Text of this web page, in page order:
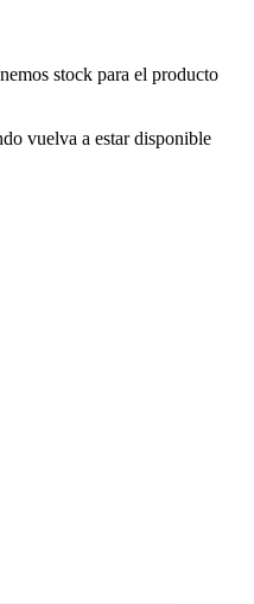
stock para el producto
vuelva a estar disponible